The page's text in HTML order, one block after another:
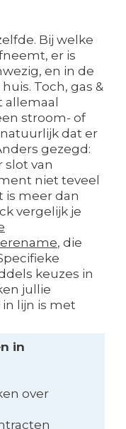
Bij welke
er is
en in de
Toch, gas &
allemaal
stroom- of
dat er
gezegd:
slot van
niet teveel
is meer dan
vergelijk je
, die
keuzes in
jullie
lijn is met
in
over